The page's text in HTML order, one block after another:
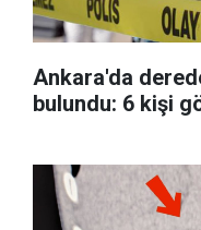
Ankara'da
bulundu: 6 kişi